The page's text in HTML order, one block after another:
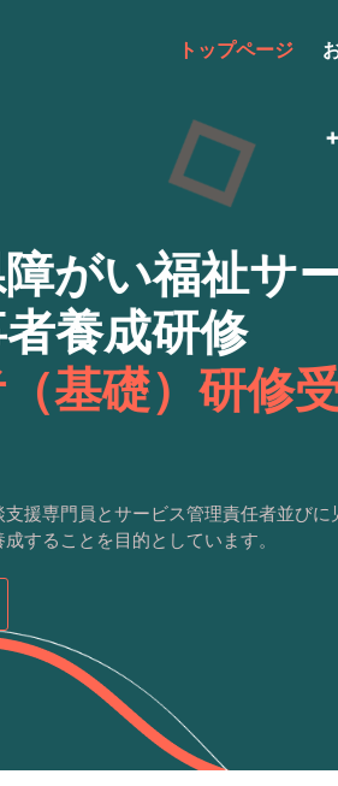
トップページ
がい福祉サ
養成研修
基礎）研修
支援専門員とサービス管理責任者並びに
することを目的としています。